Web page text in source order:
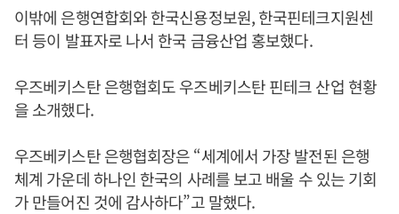
이밖에 은행연합회와 한국신용정보원, 한국핀테크지원센
터 등이 발표자로 나서 한국 금융산업 홍보했다.
우즈베키스탄 은행협회도 우즈베키스탄 핀테크 산업 현황
을 소개했다.
우즈베키스탄 은행협회장은 “세계에서 가장 발전된 은행
체계 가운데 하나인 한국의 사례를 보고 배울 수 있는 기회
가 만들어진 것에 감사하다”고 말했다.